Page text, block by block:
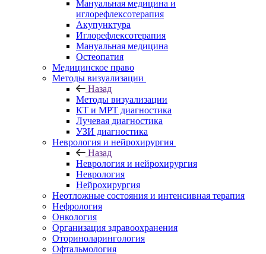
Мануальная медицина и
иглорефлексотерапия
Акупунктура
Иглорефлексотерапия
Мануальная медицина
Остеопатия
Медицинское право
Методы визуализации
Назад
Методы визуализации
КТ и МРТ диагностика
Лучевая диагностика
УЗИ диагностика
Неврология и нейрохирургия
Назад
Неврология и нейрохирургия
Неврология
Нейрохирургия
Неотложные состояния и интенсивная терапия
Нефрология
Онкология
Организация здравоохранения
Оториноларингология
Офтальмология